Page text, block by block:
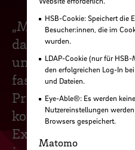
„Medieninformatik
das Beste aus
und Gestaltung.
faszinierende Welt
Programmierung
kombiniert das
Experiment,
HSB-Cookie: Speichert die
Besucher:innen, die im
wurden.
LDAP-Cookie (nur für
den erfolgreichen Log-In
und Dateien.
Eye-Able®: Es werden
Nutzereinstellungen
Browsers gespeichert.
Matomo